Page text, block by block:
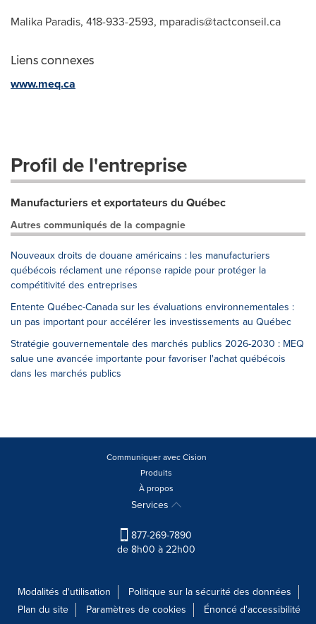
Malika Paradis, 418-933-2593, mparadis@tactconseil.ca
Liens connexes
www.meq.ca
Profil de l'entreprise
Manufacturiers et exportateurs du Québec
Autres communiqués de la compagnie
Nouveaux droits de douane américains : les manufacturiers
québécois réclament une réponse rapide pour protéger la
compétitivité des entreprises
Entente Québec-Canada sur les évaluations environnementales :
un pas important pour accélérer les investissements au Québec
Stratégie gouvernementale des marchés publics 2026-2030 : MEQ
salue une avancée importante pour favoriser l'achat québécois
dans les marchés publics
Communiquer avec Cision
Produits
À propos
Services
877-269-7890
de 8h00 à 22h00
Modalités d'utilisation
Politique sur la sécurité des données
Plan du site
Paramètres de cookies Énoncé d'accessibilité